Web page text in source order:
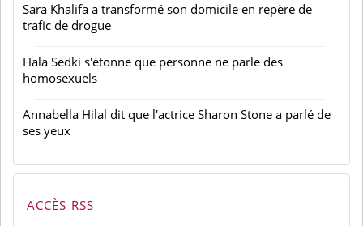
Sara Khalifa a transformé son domicile en repère de
trafic de drogue
Hala Sedki s'étonne que personne ne parle des
homosexuels
Annabella Hilal dit que l'actrice Sharon Stone a parlé de
ses yeux
ACCÈS RSS